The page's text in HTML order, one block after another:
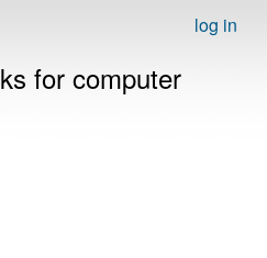
log in
for computer